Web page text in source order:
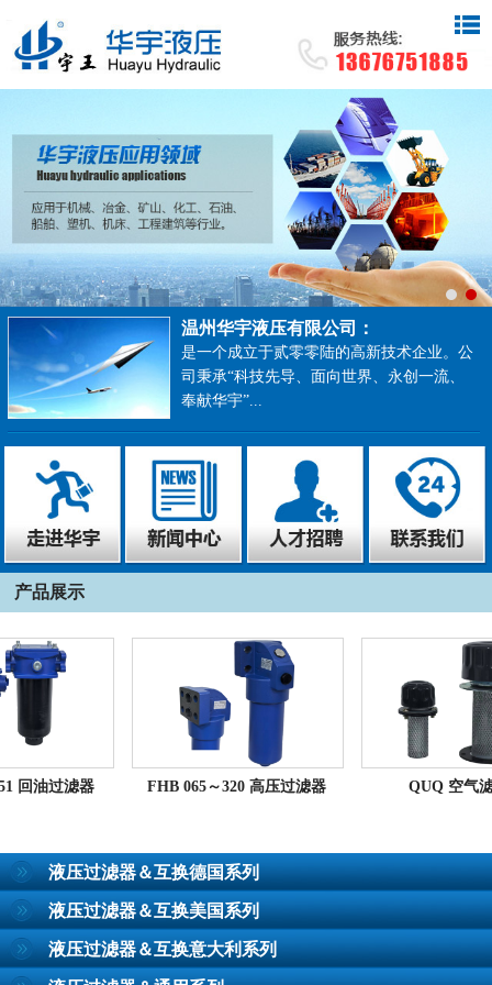
温州华宇液压有限公司：
是一个成立于贰零零陆的高新技术企业。公
司秉承“科技先导、面向世界、永创一流、
奉献华宇”...
产品展示
油过滤器 FHB 065～320 高压过滤器 QUQ 空气滤
液压过滤器＆互换德国系列
液压过滤器＆互换美国系列
液压过滤器＆互换意大利系列